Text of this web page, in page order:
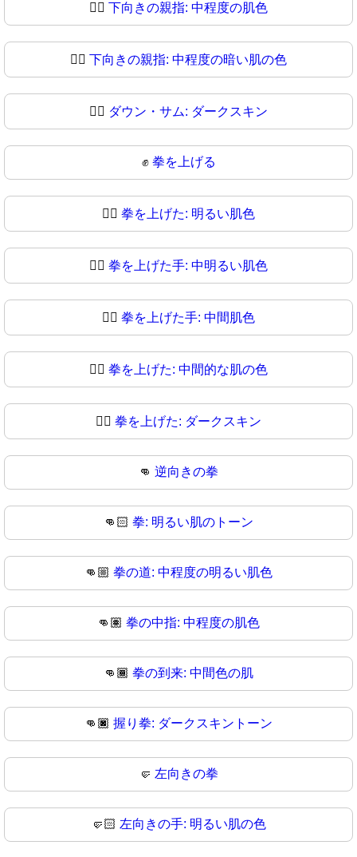
👎🏽 下向きの親指: 中程度の肌色
👎🏾 下向きの親指: 中程度の暗い肌の色
👎🏿 ダウン・サム: ダークスキン
✊ 拳を上げる
✊🏻 拳を上げた: 明るい肌色
✊🏼 拳を上げた手: 中明るい肌色
✊🏽 拳を上げた手: 中間肌色
✊🏾 拳を上げた: 中間的な肌の色
✊🏿 拳を上げた: ダークスキン
👊 逆向きの拳
👊🏻 拳: 明るい肌のトーン
👊🏼 拳の道: 中程度の明るい肌色
👊🏽 拳の中指: 中程度の肌色
👊🏾 拳の到来: 中間色の肌
👊🏿 握り拳: ダークスキントーン
🤛 左向きの拳
🤛🏻 左向きの手: 明るい肌の色